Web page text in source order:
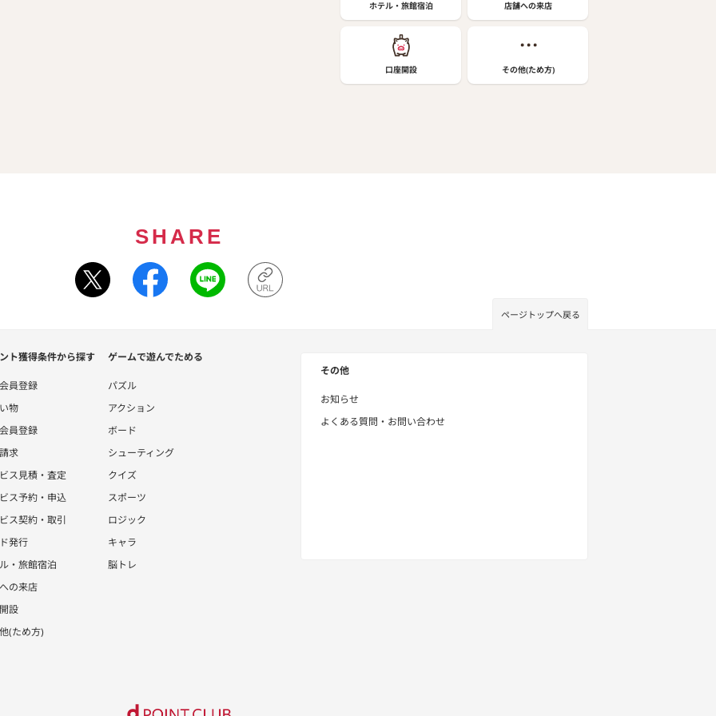
ホテル・旅館宿泊 店舗への来店
口座開設 その他(ため方)
SHARE
ページトップへ戻る
ト獲得条件から探す
員登録
物
員登録
求
ス見積・査定
ス予約・申込
ス契約・取引
発行
・旅館宿泊
の来店
設
(ため方)
ゲームで遊んでためる
パズル
アクション
ボード
シューティング
クイズ
スポーツ
ロジック
キャラ
脳トレ
その他
お知らせ
よくある質問・お問い合わせ